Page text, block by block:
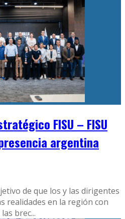
FISU – FISU
argentina
de que los y las dirigentes
realidades en la región con
brec...